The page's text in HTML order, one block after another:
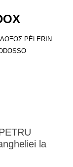
PÈLERIN
la